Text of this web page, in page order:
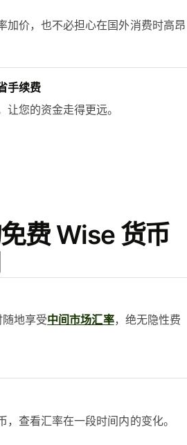
加价，也不必担心在国外消费时高昂
手续费
让您的资金走得更远。
费 Wise 货币
地享受中间市场汇率，绝无隐性费
，查看汇率在一段时间内的变化。